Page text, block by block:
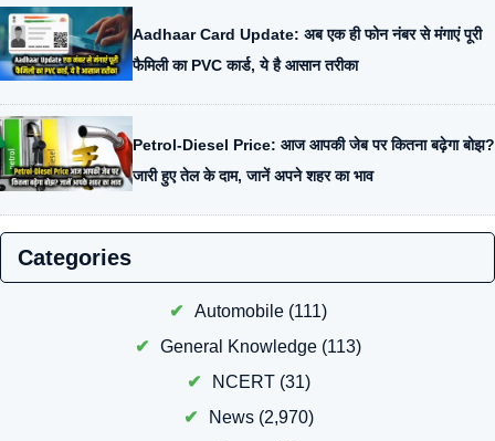
Aadhaar Card Update: अब एक ही फोन नंबर से मंगाएं पूरी
फैमिली का PVC कार्ड, ये है आसान तरीका
Petrol-Diesel Price: आज आपकी जेब पर कितना बढ़ेगा बोझ?
जारी हुए तेल के दाम, जानें अपने शहर का भाव
Categories
Automobile (111)
General Knowledge (113)
NCERT(31)
News(2,970)